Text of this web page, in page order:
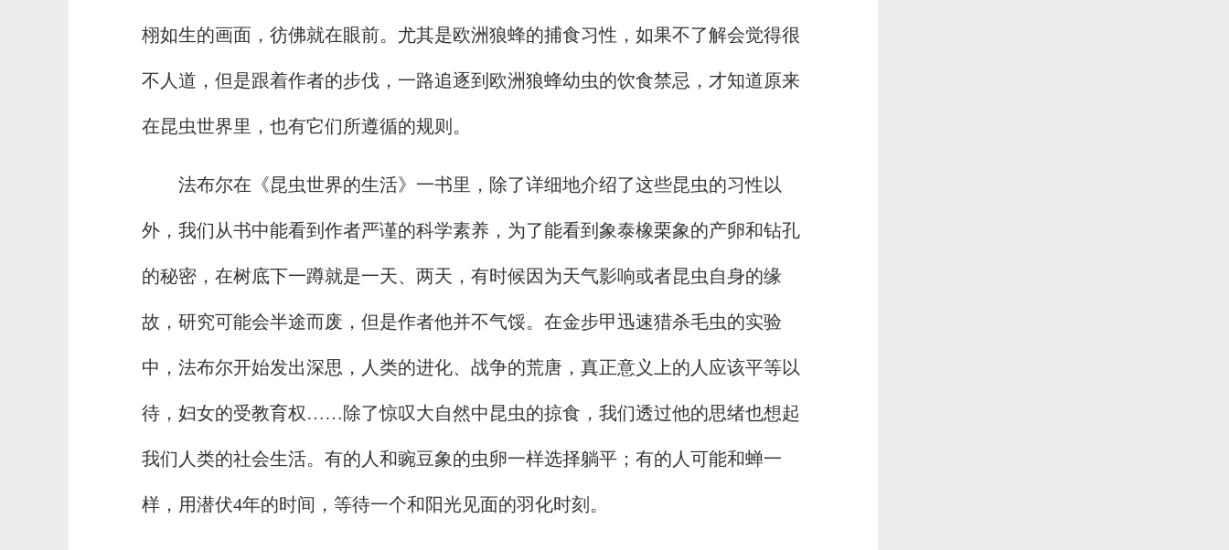
栩如生的画面，彷佛就在眼前。尤其是欧洲狼蜂的捕食习性，如果不了解会觉得很
不人道，但是跟着作者的步伐，一路追逐到欧洲狼蜂幼虫的饮食禁忌，才知道原来
在昆虫世界里，也有它们所遵循的规则。
法布尔在《昆虫世界的生活》一书里，除了详细地介绍了这些昆虫的习性以
外，我们从书中能看到作者严谨的科学素养，为了能看到象泰橡栗象的产卵和钻孔
的秘密，在树底下一蹲就是一天、两天，有时候因为天气影响或者昆虫自身的缘
故，研究可能会半途而废，但是作者他并不气馁。在金步甲迅速猎杀毛虫的实验
中，法布尔开始发出深思，人类的进化、战争的荒唐，真正意义上的人应该平等以
待，妇女的受教育权……除了惊叹大自然中昆虫的掠食，我们透过他的思绪也想起
我们人类的社会生活。有的人和豌豆象的虫卵一样选择躺平；有的人可能和蝉一
样，用潜伏4年的时间，等待一个和阳光见面的羽化时刻。